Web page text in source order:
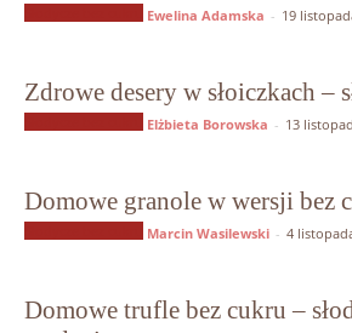
Ewelina Adamska - 19
Zdrowe desery w słoiczkach –
Elżbieta Borowska - 13
Domowe granole w wersji bez
Marcin Wasilewski - 4
Domowe trufle bez cukru –